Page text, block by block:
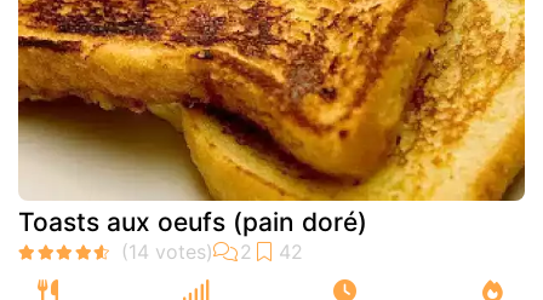
Toasts aux oeufs (pain doré)